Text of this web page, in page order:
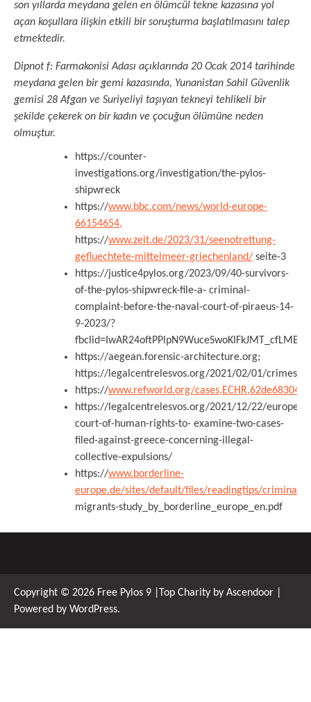
son yıllarda meydana gelen en ölümcül tekne kazasına yol
açan koşullara ilişkin etkili bir soruşturma başlatılmasını talep
etmektedir.
Dipnot f: Farmakonisi Adası açıklarında 20 Ocak 2014 tarihinde
meydana gelen bir gemi kazasında, Yunanistan Sahil Güvenlik
gemisi 28 Afgan ve Suriyeliyi taşıyan tekneyi tehlikeli bir
şekilde çekerek on bir kadın ve çocuğun ölümüne neden
olmuştur.
https://counter-
investigations.org/investigation/the-pylos-
shipwreck
https://www.bbc.com/news/world-europe-
66154654,
https://www.zeit.de/2023/31/seenotrettung-
gefluechtete-mittelmeer-griechenland/ seite-3
https://justice4pylos.org/2023/09/40-survivors-
of-the-pylos-shipwreck-file-a- criminal-
complaint-before-the-naval-court-of-piraeus-14-
9-2023/?
https://aegean.forensic-architecture.org;
https://legalcentrelesvos.org/2021/02/01/
https://www.refworld.org/
https://legalcentrelesvos.org/2021/12/22/
court-of-human-rights-to- examine-two-cases-
filed-against-greece-concerning-illegal-
collective-expulsions/
https://www.borderline-
europe.de/sites/default/files/readingtips/
migrants-study_by_borderline_europe_en.pdf
Copyright © 2026 Free Pylos 9 |Top Charity by Ascendoor
Powered by WordPress.